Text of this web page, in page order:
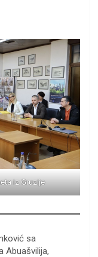
iz Gruzije
sa
Abuašvilija,